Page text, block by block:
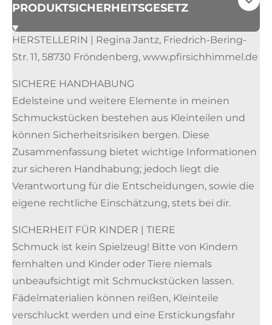
PRODUKTSICHERHEITSGESETZ
HERSTELLERIN | Regina Jantz, Friedrich-Bering-
Str. 11, 58730 Fröndenberg, www.pfirsichhimmel.de
SICHERE HANDHABUNG
Edelsteine und weitere Elemente in meinen
Schmuckstücken bestehen aus Kleinteilen und
können Sicherheitsrisiken bergen. Diese
Zusammenfassung bietet wichtige Informationen
zur sicheren Handhabung; jedoch liegt die
Verantwortung für die Entscheidungen, sowie die
eigene rechtliche Einschätzung, stets bei dir.
SICHERHEIT FÜR KINDER | TIERE
Schmuck ist kein Spielzeug! Bitte von Kindern
fernhalten und Kinder oder Tiere niemals
unbeaufsichtigt mit Schmuckstücken lassen.
Fädelmaterialien können reißen, Kleinteile
verschluckt werden und eine Erstickungsfahr